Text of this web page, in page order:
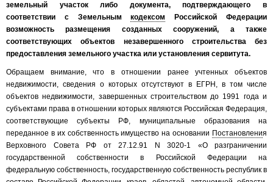
земельный участок либо документа, подтверждающего в
соответствии с Земельнымкодексом
Российской Федерации
возможность размещения созданных сооружений, а также
соответствующих объектов незавершенного строительства без
предоставления земельного участка или установления сервитута.
Обращаем внимание, что в отношении ранее учтенных объектов
недвижимости, сведения о которых отсутствуют в ЕГРН, в том числе
объектов недвижимости, завершенных строительством до 1991 года и
субъектами права в отношении которых являются Российская Федерация,
соответствующие субъекты РФ, муниципальные образования на
переданное в их собственность имущество на основании Постановления
Верховного Совета РФ от 27.12.91 N 3020-1 «О разграничении
государственной собственности в Российской Федерации на
федеральную собственность, государственную собственность республик в